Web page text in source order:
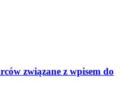
związane z wpisem do